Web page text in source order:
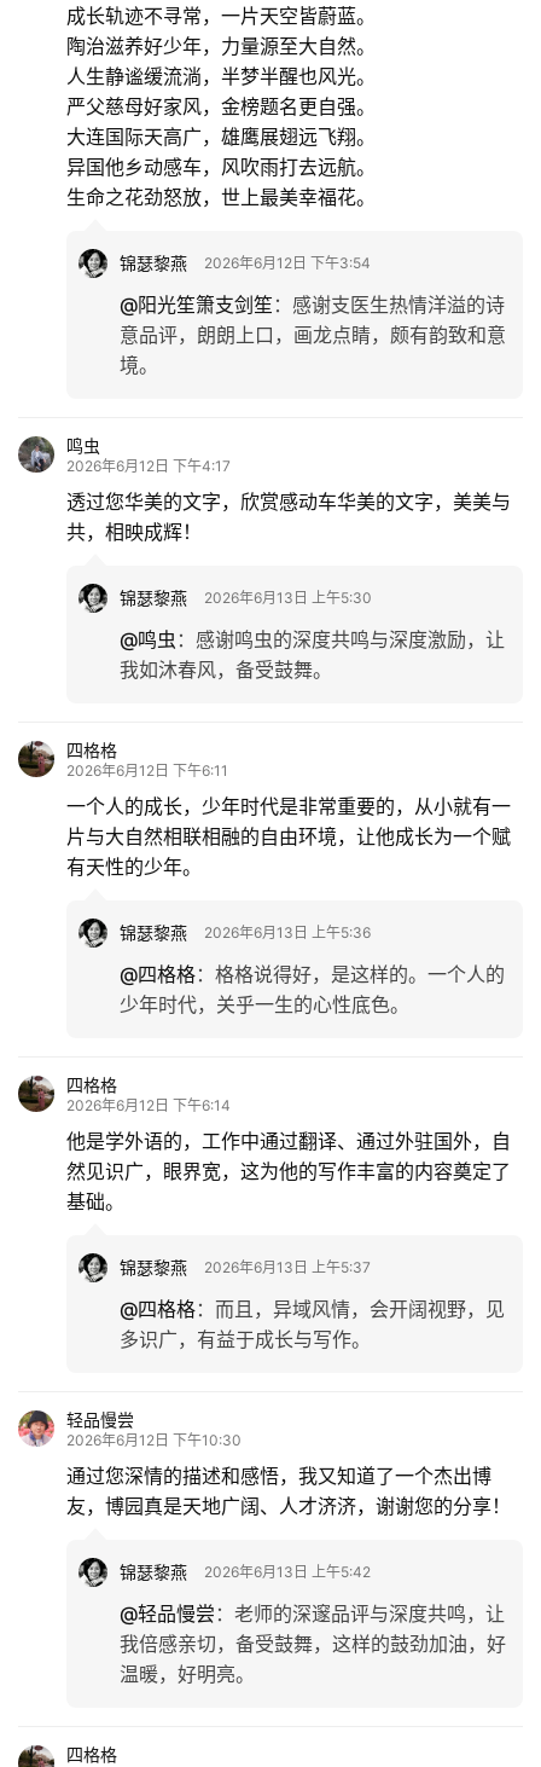
情
成长轨迹不寻常，一片天空皆蔚蓝。
陶治滋养好少年，力量源至大自然。
人生静谧缓流淌，半梦半醒也风光。
严父慈母好家风，金榜题名更自强。
大连国际天高广，雄鹰展翅远飞翔。
异国他乡动感车，风吹雨打去远航。
生命之花劲怒放，世上最美幸福花。
锦瑟黎燕 2026年6月12日 下午3:54
@阳光笙箫支剑笙 ： 感谢支医生热情洋溢的诗
意品评，朗朗上口，画龙点睛，颇有韵致和意
境。
鸣虫
2026年6月12日 下午4:17
透过您华美的文字，欣赏感动车华美的文字，美美与
共，相映成辉！
锦瑟黎燕 2026年6月13日 上午5:30
@鸣虫 ： 感谢鸣虫的深度共鸣与深度激励，让
我如沐春风，备受鼓舞。
四格格
2026年6月12日 下午6:11
一个人的成长，少年时代是非常重要的，从小就有一
片与大自然相联相融的自由环境，让他成长为一个赋
有天性的少年。
锦瑟黎燕 2026年6月13日 上午5:36
@四格格： 格格说得好，是这样的。一个人的
少年时代，关乎一生的心性底色。
四格格
2026年6月12日 下午6:14
他是学外语的，工作中通过翻译、通过外驻国外，自
然见识广，眼界宽，这为他的写作丰富的内容奠定了
基础。
锦瑟黎燕 2026年6月13日 上午5:37
@四格格： 而且，异域风情，会开阔视野，见
多识广，有益于成长与写作。
轻品慢尝
2026年6月12日 下午10:30
通过您深情的描述和感悟，我又知道了一个杰出博
友，博园真是天地广阔、人才济济，谢谢您的分享！
锦瑟黎燕 2026年6月13日 上午5:42
@轻品慢尝 ： 老师的深邃品评与深度共鸣，让
我倍感亲切，备受鼓舞，这样的鼓劲加油，好
温暖，好明亮。
四格格